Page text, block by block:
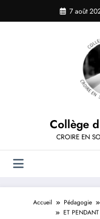
contenu
7 août
Collège
CROIRE EN
Accueil Pédagogie
ET